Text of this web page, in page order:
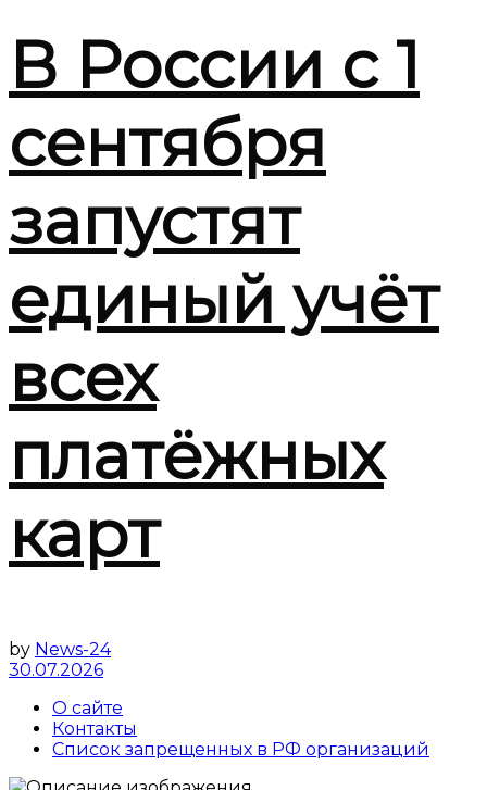
В России с 1
сентября
запустят
единый учёт
всех
платёжных
карт
by News-24
30.07.2026
О сайте
Контакты
Список запрещенных в РФ организаций